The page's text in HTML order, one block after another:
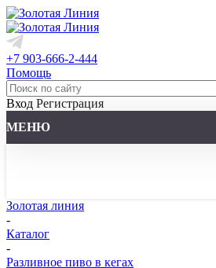
+7 903-666-2-444
Помощь
Вход Регистрация
МЕНЮ
Золотая линия
-
Каталог
-
Разливное пиво в кегах